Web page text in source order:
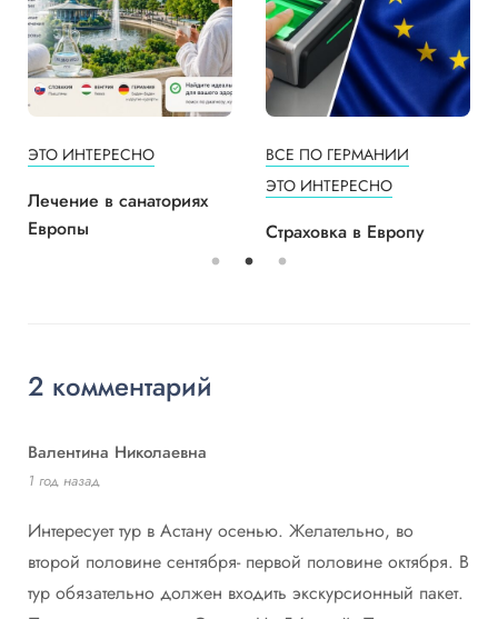
ЭТО ИНТЕРЕСНО
Лечение в санаториях
Европы
ВСЕ ПО ГЕРМАНИИ
ЭТО ИНТЕРЕСНО
Страховка в Европу
2 комментарий
Валентина Николаевна
1 год назад
Интересует тур в Астану осенью. Желательно, во
второй половине сентября- первой половине октября. В
тур обязательно должен входить экскурсионный пакет.